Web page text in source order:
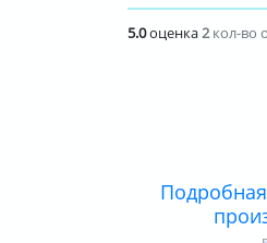
5.0оценка2кол-во